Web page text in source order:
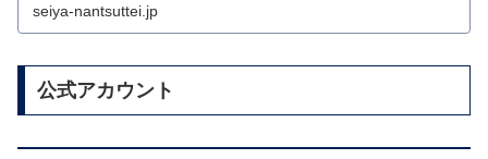
seiya-nantsuttei.jp
公式アカウント